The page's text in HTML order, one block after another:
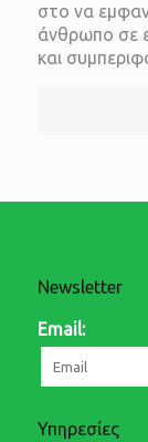
στο να
άνθρωπο σε
και
Newsletter
Email:
Υπηρεσίες